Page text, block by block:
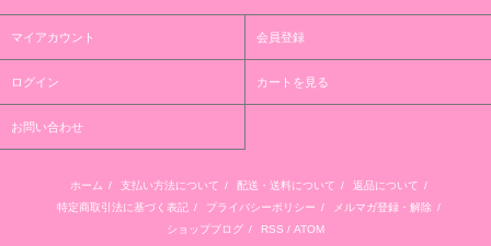
マイアカウント 会員登録
ログイン カートを見る
お問い合わせ
ホーム / 支払い方法について / 配送・送料について / 返品について /
特定商取引法に基づく表記 / プライバシーポリシー / メルマガ登録・解除 /
ショップブログ / RSS / ATOM